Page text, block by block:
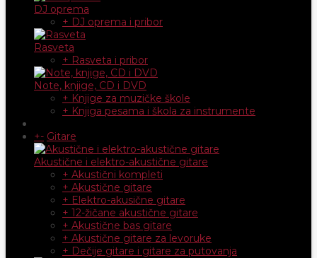
DJ oprema
+ DJ oprema i pribor
Rasveta
+ Rasveta i pribor
Note, knjige, CD i DVD
+ Knjige za muzičke škole
+ Knjiga pesama i škola za instrumente
+- Gitare
Akustične i elektro-akustične gitare
+ Akustični kompleti
+ Akustične gitare
+ Elektro-akusične gitare
+ 12-žičane akustične gitare
+ Akustične bas gitare
+ Akustične gitare za levoruke
+ Dečije gitare i gitare za putovanja